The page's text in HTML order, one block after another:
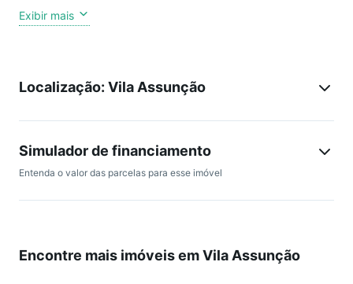
serviço e 3 vagas de garagem. Condomínio oferece quadra
de tênis, quadra de squash, quadra poliesportiva, piscina, 2
aberta e portaria. Ótima localização, próximo a diversos
Temos as melhores opções para você comprar seu imóvel no
realizar o sonho da sua nova casa!
Exibir mais
Localização: Vila Assunção
Simulador de financiamento
Entenda o valor das parcelas para esse imóvel
Encontre mais imóveis em Vila Assunção